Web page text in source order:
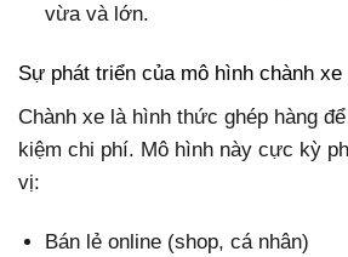
vừa và lớn.
Sự phát triển của mô hình chành xe
Chành xe là hình thức ghép hàng
kiệm chi phí. Mô hình này cực kỳ
vị:
Bán lẻ online (shop, cá nhân)